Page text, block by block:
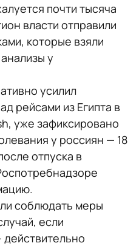
почти тысяча
власти отправили
которые взяли
у
усилил
рейсами из Египта в
уже зафиксировано
у россиян — 18
отпуска в
соблюдать меры
если